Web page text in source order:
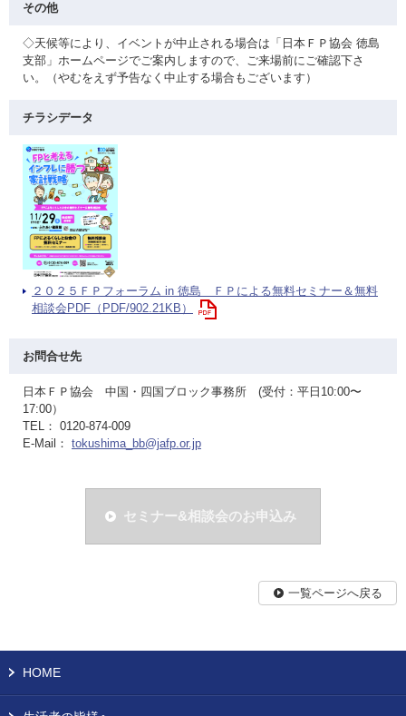
その他
◇天候等により、イベントが中止される場合は「日本ＦＰ協会 徳島
支部」ホームページでご案内しますので、ご来場前にご確認下さ
い。（やむをえず予告なく中止する場合もございます）
チラシデータ
２０２５ＦＰフォーラム in 徳島 ＦＰによる無料セミナー＆無料
相談会PDF（PDF/902.21KB）
お問合せ先
日本ＦＰ協会 中国・四国ブロック事務所 (受付：平日10:00〜
17:00）
TEL： 0120-874-009
E-Mail： tokushima_bb@jafp.or.jp
セミナー&相談会のお申込み
一覧ページへ戻る
HOME